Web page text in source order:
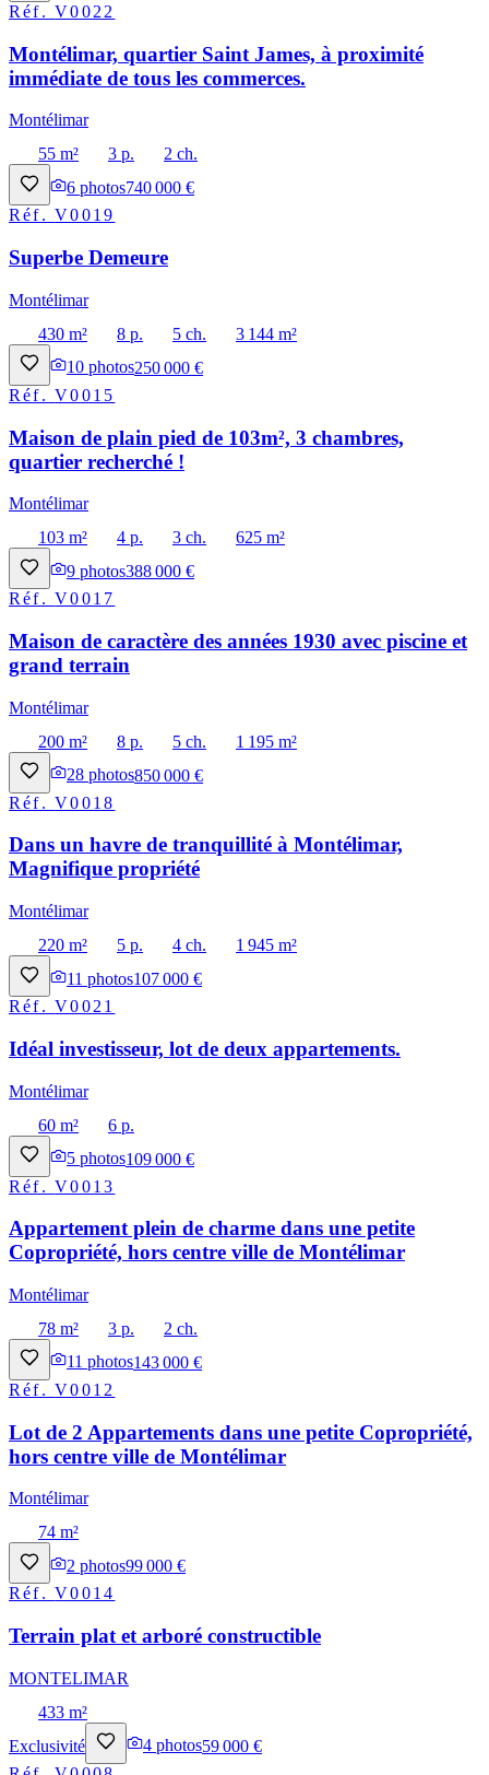
Réf.V0022
Montélimar, quartier Saint James, à proximité
immédiate de tous les commerces.
Montélimar
55 m²
3 p.
2 ch.
6 photos740 000 €
Réf.V0019
Superbe Demeure
Montélimar
430 m²
8 p. 5 ch.
3 144 m²
10 photos250 000 €
Réf.V0015
Maison de plain pied de 103m², 3 chambres,
quartier recherché !
Montélimar
103 m²
4 p. 3 ch.
625 m²
9 photos388 000 €
Réf.V0017
Maison de caractère des années 1930 avec piscine et
grand terrain
Montélimar
200 m²
8 p. 5 ch.
1 195 m²
28 photos850 000 €
Réf.V0018
Dans un havre de tranquillité à Montélimar,
Magnifique propriété
Montélimar
220 m²
5 p. 4 ch.
1 945 m²
11 photos107 000 €
Réf.V0021
Idéal investisseur, lot de deux appartements.
Montélimar
60 m²
6 p.
5 photos109 000 €
Réf.V0013
Appartement plein de charme dans une petite
Copropriété, hors centre ville de Montélimar
Montélimar
78 m²
3 p.
2 ch.
11 photos143 000 €
Réf.V0012
Lot de 2 Appartements dans une petite Copropriété,
hors centre ville de Montélimar
Montélimar
74 m²
2 photos99 000 €
Réf.V0014
Terrain plat et arboré constructible
MONTELIMAR
433 m²
Exclusivité
4 photos59 000 €